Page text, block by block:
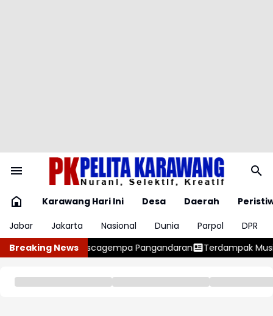
Karawang Hari Ini Desa Daerah
Jabar
Jakarta Nasional Dunia Parpol
DPR
Breaking NewsTerdampak Musim Kemarau, Wilayah